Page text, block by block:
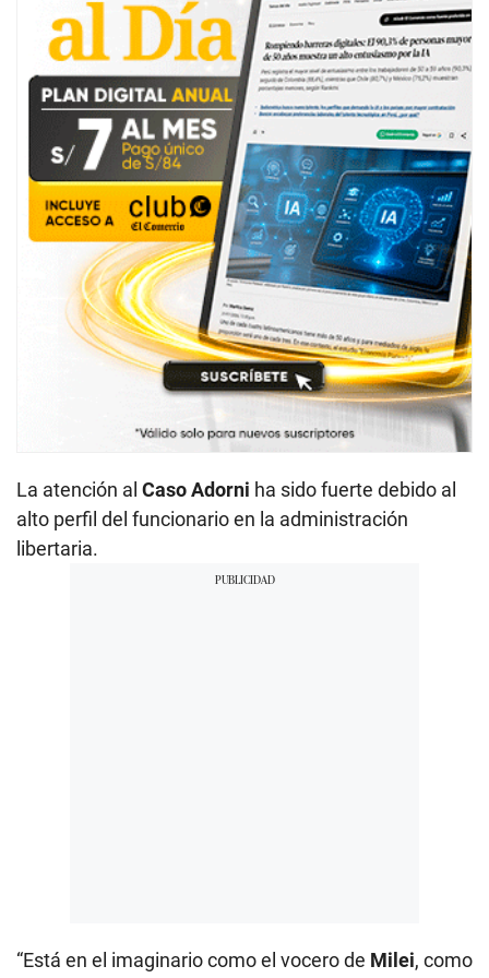
La atención al Caso Adorni ha sido fuerte debido al
alto perfil del funcionario en la administración
libertaria.
“Está en el imaginario como el vocero de Milei, como